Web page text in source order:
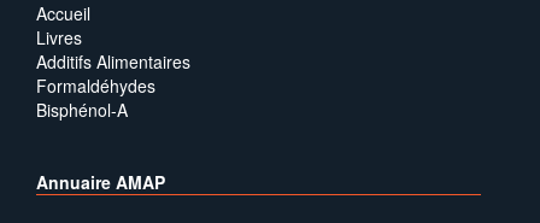
Accueil
Livres
Additifs Alimentaires
Formaldéhydes
Bisphénol-A
Annuaire AMAP